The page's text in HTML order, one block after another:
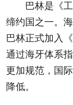
巴林是《
缔约国之一。
巴林正式加入
通过海牙体系
更加规范，国
降低。